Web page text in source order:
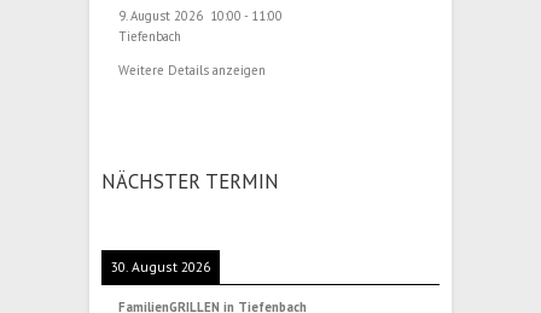
9. August 2026 10:00 - 11:00
Tiefenbach
Weitere Details anzeigen
NÄCHSTER TERMIN
30. August 2026
FamilienGRILLEN in Tiefenbach